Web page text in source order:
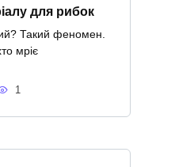
для рибок
Такий феномен.
мріє
1